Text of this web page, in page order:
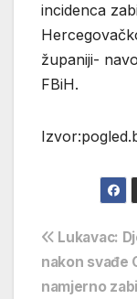
incidenca
županiji-
FBiH.
objava
Lukavac:
nakon svađe
namjerno